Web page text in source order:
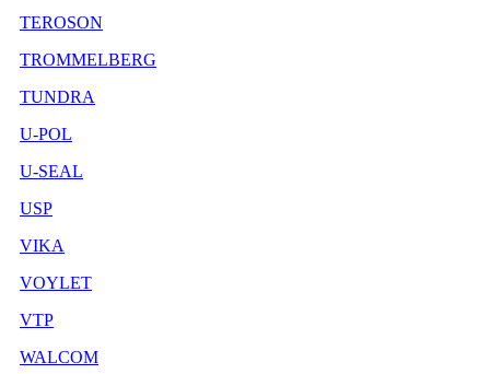
TEROSON
TROMMELBERG
TUNDRA
U-POL
U-SEAL
USP
VIKA
VOYLET
VTP
WALCOM